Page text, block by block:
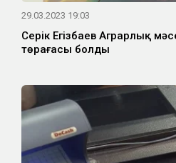
29.03.2023 19:03
Серік Егізбаев Аграрлық
төрағасы болды